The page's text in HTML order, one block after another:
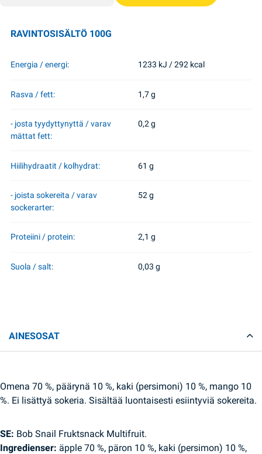
RAVINTOSISÄLTÖ 100G
Energia / energi: 1233 kJ / 292 kcal
Rasva / fett: 1,7 g
- josta tyydyttynyttä / varav
mättat fett:
0,2 g
Hiilihydraatit / kolhydrat: 61 g
- joista sokereita / varav
sockerarter:
52 g
Proteiini / protein: 2,1 g
Suola / salt: 0,03 g
AINESOSAT
Omena 70 %, päärynä 10 %, kaki (persimoni) 10 %, mango 10
%. Ei lisättyä sokeria. Sisältää luontaisesti esiintyviä sokereita.
SE: Bob Snail Fruktsnack Multifruit.
Ingredienser: äpple 70 %, päron 10 %, kaki (persimon) 10 %,